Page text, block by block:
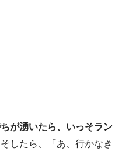
が湧いたら、いっそラン
そしたら、「あ、行かなき